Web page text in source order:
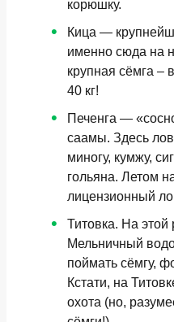
корюшку.
Кица —
именно сюда на
крупная сёмга –
40 кг!
Печенга —
саамы. Здесь
миногу, кумжу,
гольяна. Летом
лицензионный
Титовка. На этой
Мельничный
поймать сёмгу,
Кстати, на
охота (но,